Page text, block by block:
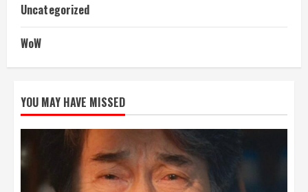
Uncategorized
WoW
YOU MAY HAVE MISSED